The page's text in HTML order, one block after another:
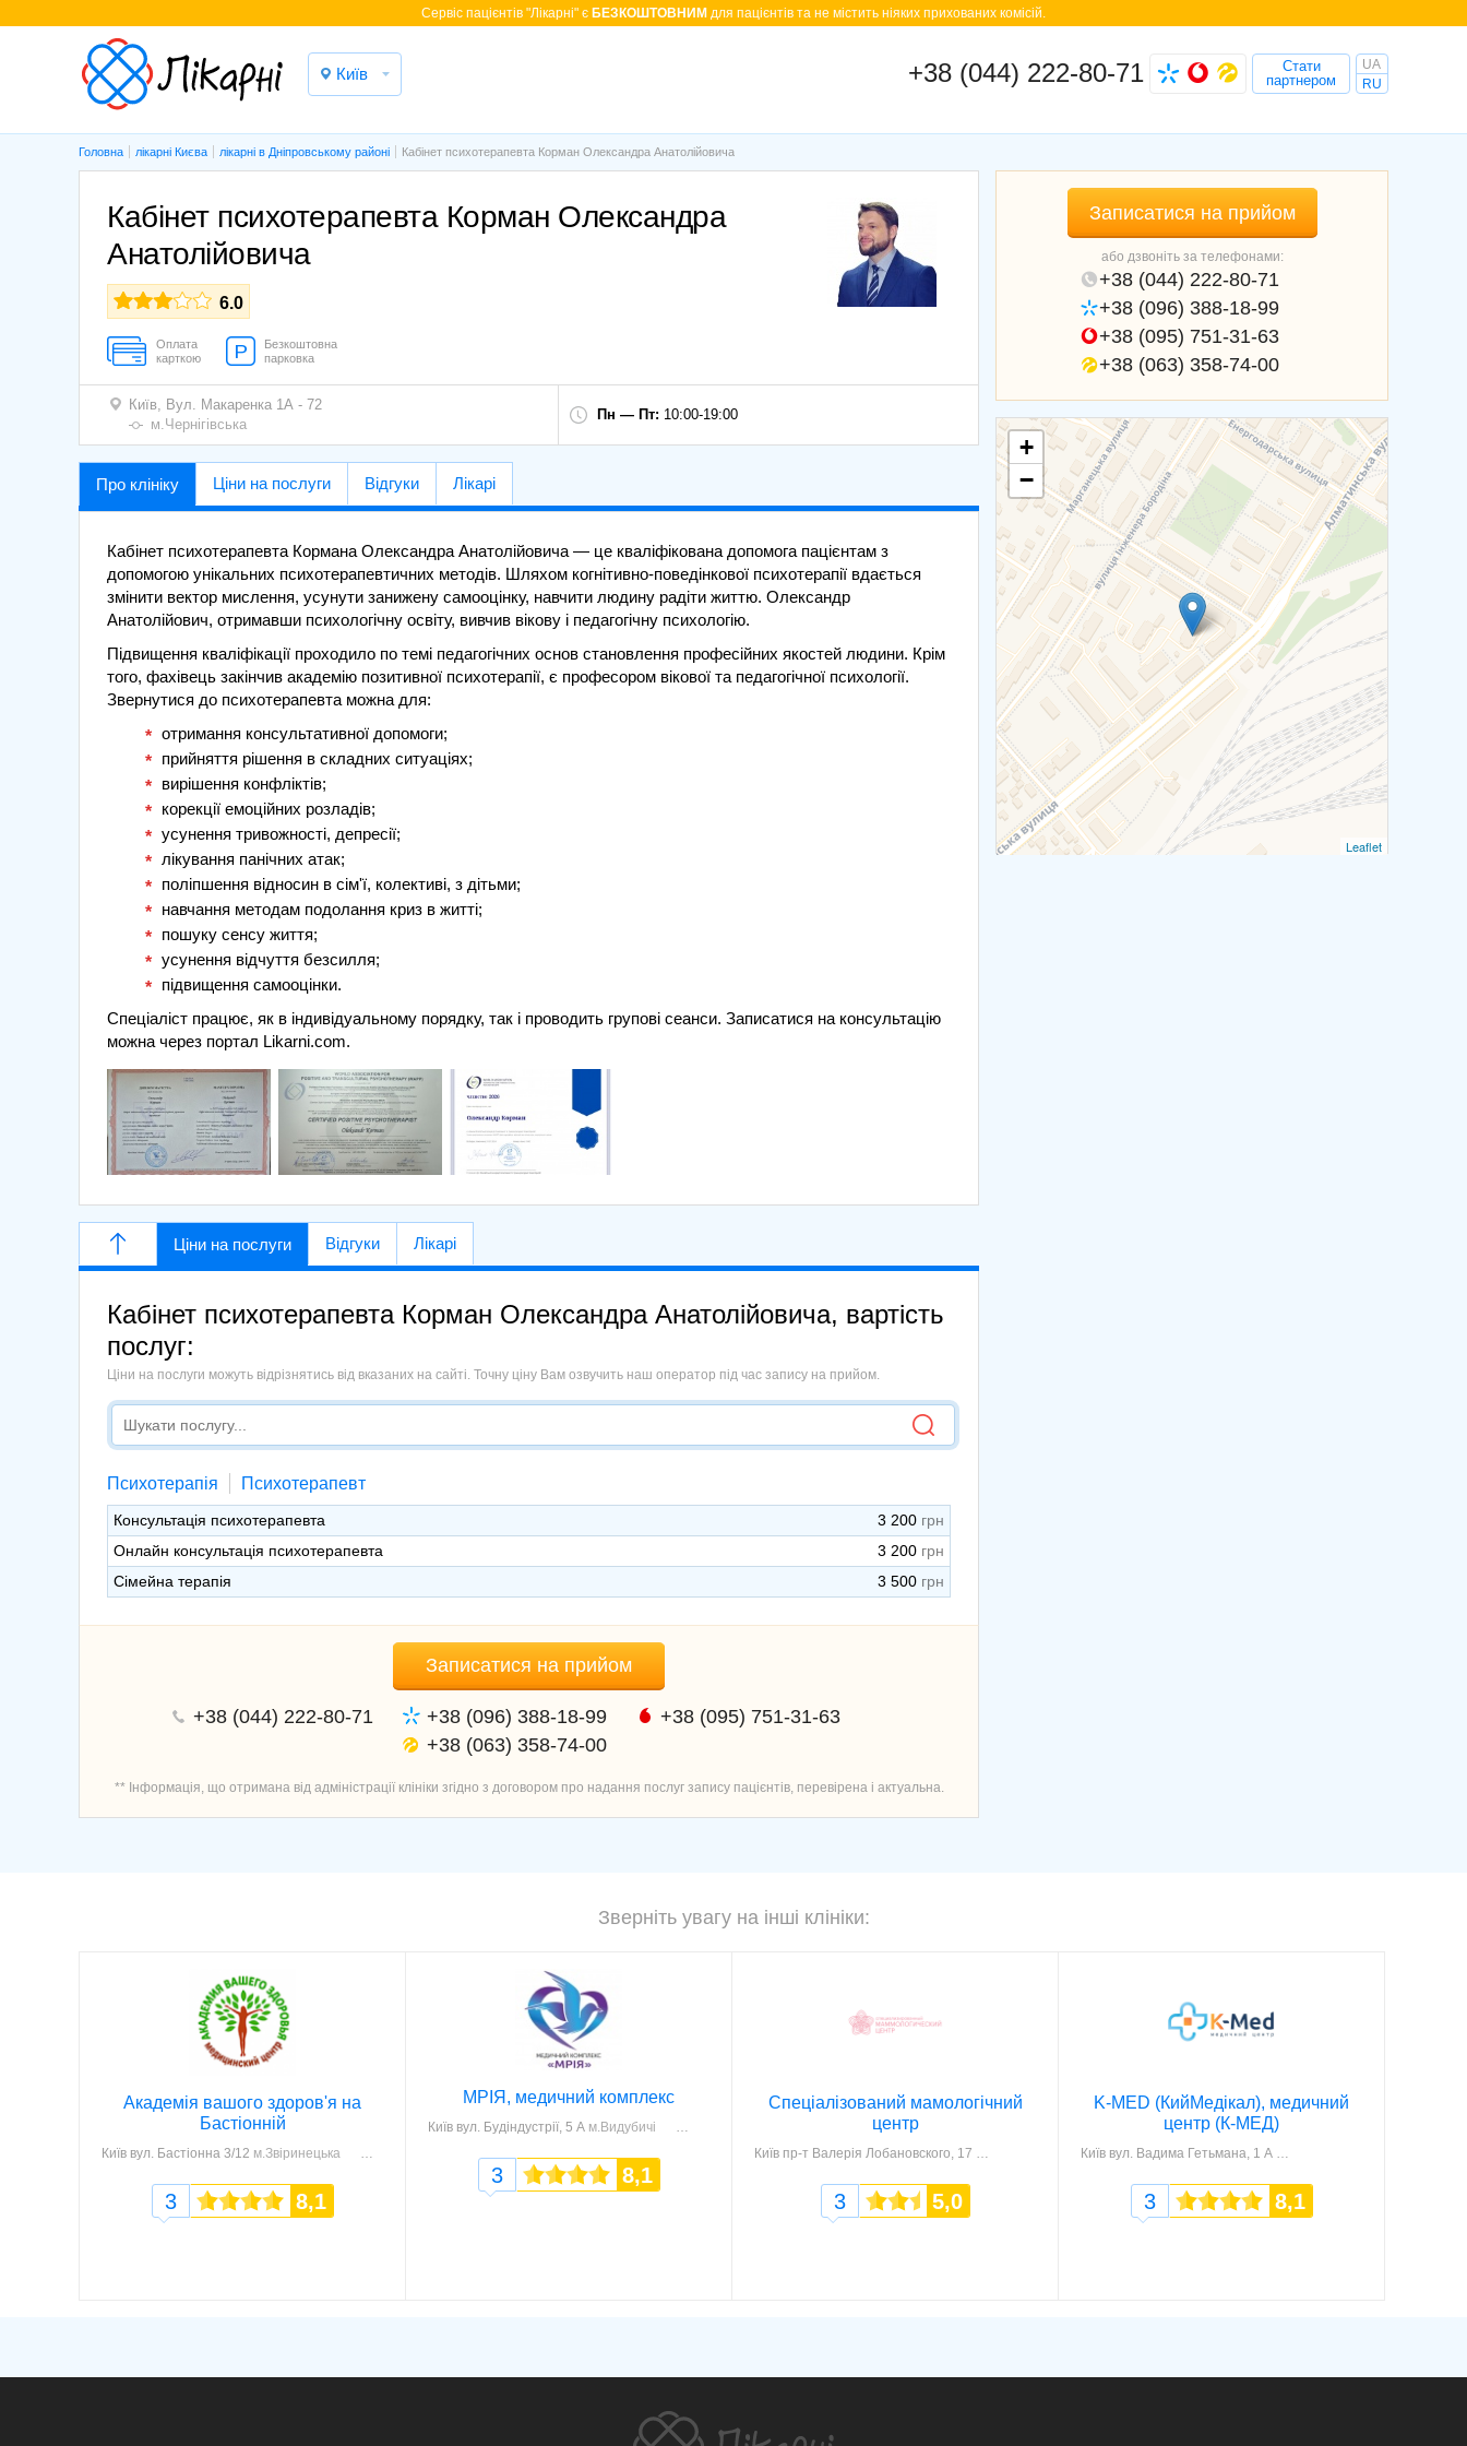
Cервіс пацієнтів "Лікарні" є БЕЗКОШТОВНИМ для пацієнтів та не містить ніяких прихованих комісій.
Київ +38 (044) 222-80-71
Стати
партнером
UA
RU
Головна лікарні Києва лікарні в Дніпровському районі Кабінет психотерапевта Корман Олександра Анатолійовича
Кабінет психотерапевта Корман Олександра
Анатолійовича
6.0
Оплата
карткою
Безкоштовна
парковка
Київ, Вул. Макаренка 1А - 72
м.Чернігівська
Пн — Пт: 10:00-19:00
Записатися на прийом
або дзвоніть за телефонами:
+38 (044) 222-80-71
+38 (096) 388-18-99
+38 (095) 751-31-63
+38 (063) 358-74-00
+
−
Leaflet
Про клініку Ціни на послуги Відгуки Лікарі
Кабінет психотерапевта Кормана Олександра Анатолійовича — це кваліфікована допомога пацієнтам з
допомогою унікальних психотерапевтичних методів. Шляхом когнітивно-поведінкової психотерапії вдається
змінити вектор мислення, усунути занижену самооцінку, навчити людину радіти життю. Олександр
Анатолійович, отримавши психологічну освіту, вивчив вікову і педагогічну психологію.
Підвищення кваліфікації проходило по темі педагогічних основ становлення професійних якостей людини. Крім
того, фахівець закінчив академію позитивної психотерапії, є професором вікової та педагогічної психології.
Звернутися до психотерапевта можна для:
отримання консультативної допомоги;
прийняття рішення в складних ситуаціях;
вирішення конфліктів;
корекції емоційних розладів;
усунення тривожності, депресії;
лікування панічних атак;
поліпшення відносин в сім'ї, колективі, з дітьми;
навчання методам подолання криз в житті;
пошуку сенсу життя;
усунення відчуття безсилля;
підвищення самооцінки.
Спеціаліст працює, як в індивідуальному порядку, так і проводить групові сеанси. Записатися на консультацію
можна через портал Likarni.com.
Ціни на послуги Відгуки Лікарі
Кабінет психотерапевта Корман Олександра Анатолійовича, вартість
послуг:
Ціни на послуги можуть відрізнятись від вказаних на сайті. Точну ціну Вам озвучить наш оператор під час запису на прийом.
Психотерапія Психотерапевт
Консультація психотерапевта
3 200
Онлайн консультація психотерапевта
3 200
Сімейна терапія
3 500
Записатися на прийом
+38 (044) 222-80-71 +38 (096) 388-18-99
+38 (095) 751-31-63
+38 (063) 358-74-00
** Інформація, що отримана від адміністрації клініки згідно з договором про надання послуг запису пацієнтів, перевірена і актуальна.
Зверніть увагу на інші клініки:
Академія вашого здоров'я на
Бастіонній
Київ вул. Бастіонна 3/12 м.Звіринецька
3 8,1
МРІЯ, медичний комплекс
Київ вул. Будіндустрії, 5 А м.Видубичі
3 8,1
Спеціалізований мамологічний
центр
Київ пр-т Валерія Лобановского, 17
3 5,0
K-MED (КийМедікал), медичний
центр (К-МЕД)
Київ вул. Вадима Гетьмана, 1 А
3 8,1